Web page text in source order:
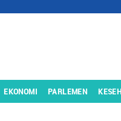
EKONOMI PARLEMEN